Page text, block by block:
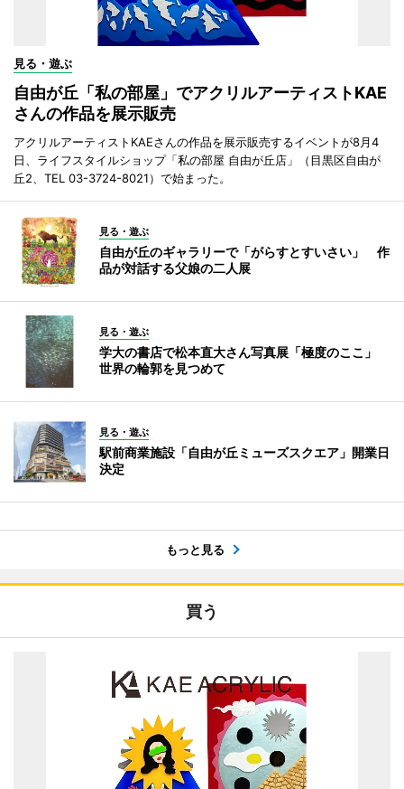
見る・遊ぶ
自由が丘「私の部屋」でアクリルアーティストKAE
さんの作品を展示販売
アクリルアーティストKAEさんの作品を展示販売するイベントが8月4
日、ライフスタイルショップ「私の部屋 自由が丘店」（目黒区自由が
丘2、TEL 03-3724-8021）で始まった。
見る・遊ぶ
自由が丘のギャラリーで「がらすとすいさい」 作
品が対話する父娘の二人展
見る・遊ぶ
学大の書店で松本直大さん写真展「極度のここ」
世界の輪郭を見つめて
見る・遊ぶ
駅前商業施設「自由が丘ミューズスクエア」開業日
決定
もっと見る
買う